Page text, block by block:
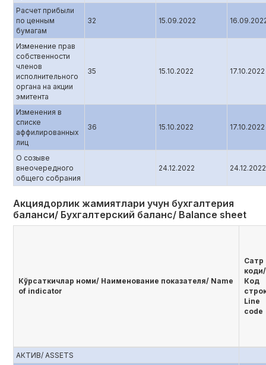
Расчет прибыли
по ценным
бумагам
32 15.09.2022
Изменение прав
собственности
членов
исполнительного
органа на акции
эмитента
35 15.10.2022 17.10.2022
Изменения в
списке
аффилированных
лиц
36 15.10.2022 17.10.2022
О созыве
внеочередного
общего собрания
24.12.2022 24.12.2022
Акциядорлик жамиятлари учун бухгалтерия
баланси/ Бухгалтерский баланс/ Balance sheet
Кўрсаткичлар номи/ Наименование показателя/ Name
of indicator
Сатр
коди/
Код
Line
code
АКТИВ/ ASSETS